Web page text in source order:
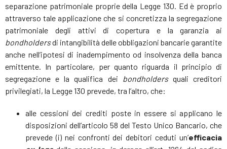
separazione patrimoniale proprie della Legge 130. Ed è proprio
attraverso tale applicazione che si concretizza la segregazione
patrimoniale degli attivi di copertura e la garanzia ai
bondholdersdi intangibilità delle obbligazioni bancarie garantite
anche nell’ipotesi di inadempimento od insolvenza della banca
emittente. In particolare, per quanto riguarda il principio di
segregazione e la qualifica dei
bondholdersquali creditori
privilegiati, la Legge 130 prevede, tra l’altro, che:
alle cessioni dei crediti poste in essere si applicano le
disposizioni dell’articolo 58 del Testo Unico Bancario, che
prevede (i) nei confronti dei debitori ceduti un’efficacia